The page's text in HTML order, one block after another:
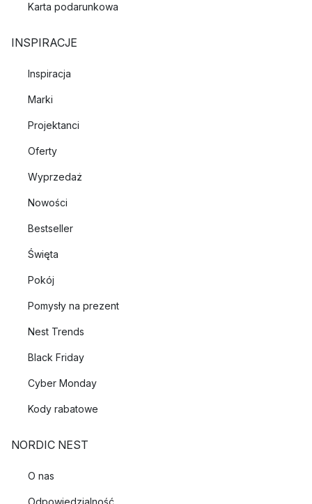
Karta podarunkowa
INSPIRACJE
Inspiracja
Marki
Projektanci
Oferty
Wyprzedaż
Nowości
Bestseller
Święta
Pokój
Pomysły na prezent
Nest Trends
Black Friday
Cyber Monday
Kody rabatowe
NORDIC NEST
O nas
Odpowiedzialność